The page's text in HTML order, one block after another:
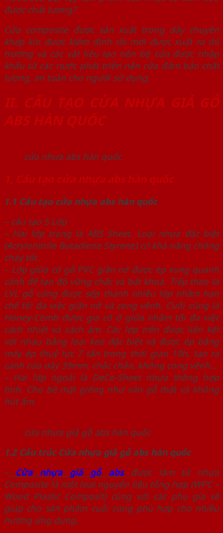
được chất lượng?
Cửa composite được sản xuất trong dây chuyền
khép kín được kiểm định rồi mới được xuất ra thị
trường và các vật liệu tạo nên bộ cửa được nhập
khẩu từ các nước phát triển nên cửa đảm bảo chất
lượng, an toàn cho người sử dụng.
II. CẤU TẠO CỬA NHỰA GIẢ GỖ
ABS HÀN QUỐC
cửa nhựa abs hàn quốc
1, Cấu tạo cửa nhựa abs hàn quốc
1.1 Cấu tạo cửa nhựa abs hàn quốc
– cấu tạo 5 Lớp
– Hai lớp trong là ABS Sheet. Loại nhựa đặc biệt
(Acrylonitrile Butadiene Styrene) có khả năng chống
cháy tốt.
– Lớp giữa có gỗ PVC giãn nở được ép xung quanh
cánh để tạo độ vững chắc và bắt khoá. Tiếp theo là
LVL gỗ cứng được sếp thành nhiều lớp nhằm hạn
chế tối đa việc giãn nở và cong vênh. Cuối cùng là
Honey-Comb được gia cố ở giữa nhằm tối đa việc
cách nhiệt và cách âm. Các lớp trên được liên kết
với nhau bằng loại keo đặc biệt và được ép bằng
máy ép thuỷ lực 7 tấn trong thời gian 10h, tạo ra
cánh cửa dày 39mm, chắc chắn, không cong vênh…
– Hai lớp ngoài là DeCo-Sheet nhựa thông hợp
tính. Cho bề mặt giống như vân gỗ thật và không
hút ẩm.
cửa nhựa giả gỗ abs hàn quốc
1.2 Cấu trúc Cửa nhựa giả gỗ abs hàn quốc
– Cửa nhựa giả gỗ abs
được làm từ nhựa
Composite là một loại nguyên liệu tổng hợp (WPC –
Wood Plastic Composit) cùng với các phụ gia sẽ
giúp cho sản phẩm cuối cùng phù hợp cho nhiều
hướng ứng dụng.